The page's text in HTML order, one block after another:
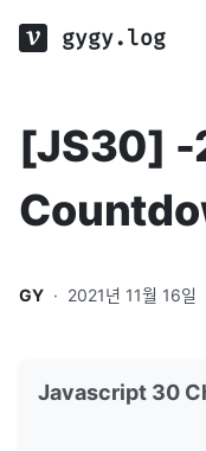
gygy.log
[JS30] -
GY · 2021년 11월 16일
Javascript 30